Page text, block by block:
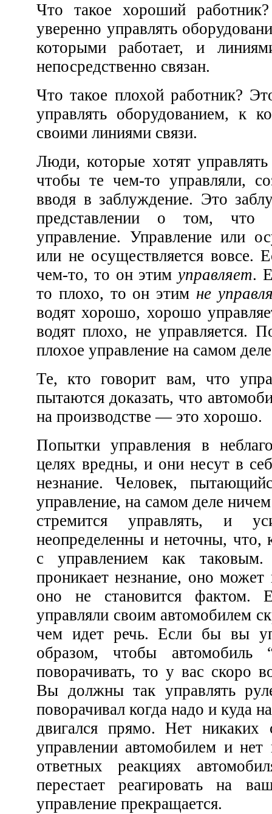
Что такое хороший работник? Это тот, кто
уверенно управлять оборудованием и инструментами, с
которыми работает, и линиями связи, с которыми
непосредственно связан.
Что такое плохой работник? Это тот, кто не способен
управлять оборудованием, к которому приставлен, и
своими линиями связи.
Люди, которые хотят управлять другими, но не хотят,
чтобы те чем-то управляли, создают нам трудности,
вводя в заблуждение. Это заблуждение заключается в
представлении о том, что
управление. Управление или
или не осуществляется вовсе. Если
чем-то, то он этим управляет. Если
то плохо, то он этим
не
водят хорошо, хорошо управляется. Машина, которую
водят плохо, не управляется. Поэтому мы видим, что
плохое управление на самом
Те, кто говорит вам, что управление — это плохо,
пытаются доказать, что автомобильные аварии и аварии
на производстве — это хорошо.
Попытки управления в неблаговидных или скрытых
целях вредны, и они несут в себе как составную часть
незнание. Человек, пытающийся осуществить такое
управление, на самом деле ничем
стремится управлять, и
неопределенны и неточны, что, конечно,
с управлением как таковым. Когда
проникает незнание, оно может вызвать
оно не становится фактом. Если вы
управляли своим автомобилем скрыто, то вы
чем идет речь. Если бы вы управляли рулем таким
образом, чтобы автомобиль “не знал”, куда ему
поворачивать, то у вас скоро возникли бы трудности.
Вы должны так управлять рулем, чтобы автомобиль
поворачивал когда надо и куда надо, а на прямой дороге
двигался прямо. Нет никаких скрытых намерений в
управлении автомобилем и нет ничего неизвестного в
ответных реакциях автомобиля. Когда автомобиль
перестает реагировать на ваше управление рулем,
управление прекращается.